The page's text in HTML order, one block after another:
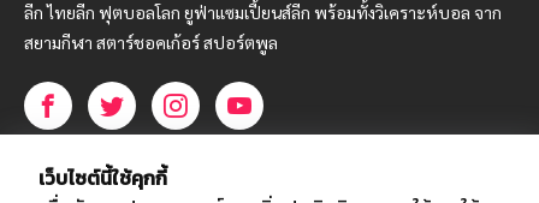
ลีก ไทยลีก ฟุตบอลโลก ยูฟ่าแซมเปี้ยนส์ลีก พร้อมทั้งวิเคราะห์บอล จาก
สยามกีฬา สตาร์ชอคเก้อร์ สปอร์ตพูล
บริษัท สยามสปอร์ต ซินติเคท จำกัด (มหาชน)
เลขที่ 66/26 - 29 ซอยรามอินทรา 40
เว็บไซต์นี้ใช้คุกกี้